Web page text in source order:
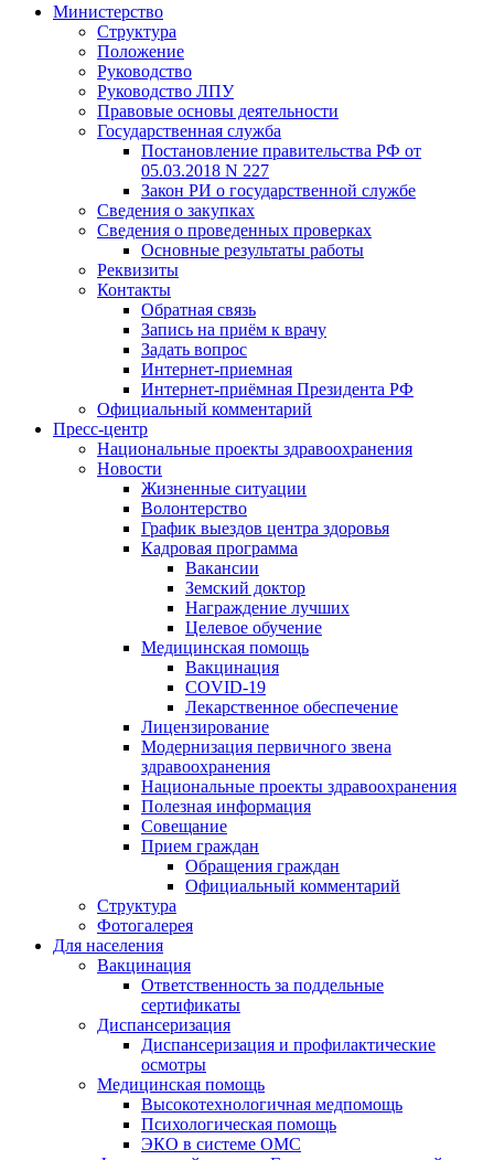
Министерство
Структура
Положение
Руководство
Руководство ЛПУ
Правовые основы деятельности
Государственная служба
Постановление правительства РФ от
05.03.2018 N 227
Закон РИ о государственной службе
Сведения о закупках
Сведения о проведенных проверках
Основные результаты работы
Реквизиты
Контакты
Обратная связь
Запись на приём к врачу
Задать вопрос
Интернет-приемная
Интернет-приёмная Президента РФ
Официальный комментарий
Пресс-центр
Национальные проекты здравоохранения
Новости
Жизненные ситуации
Волонтерство
График выездов центра здоровья
Кадровая программа
Вакансии
Земский доктор
Награждение лучших
Целевое обучение
Медицинская помощь
Вакцинация
COVID-19
Лекарственное обеспечение
Лицензирование
Модернизация первичного звена
здравоохранения
Национальные проекты здравоохранения
Полезная информация
Совещание
Прием граждан
Обращения граждан
Официальный комментарий
Структура
Фотогалерея
Для населения
Вакцинация
Ответственность за поддельные
сертификаты
Диспансеризация
Диспансеризация и профилактические
осмотры
Медицинская помощь
Высокотехнологичная медпомощь
Психологическая помощь
ЭКО в системе ОМС